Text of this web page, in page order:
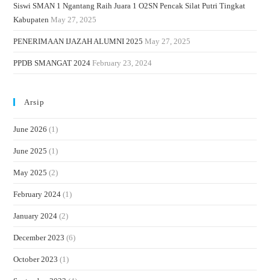
Siswi SMAN 1 Ngantang Raih Juara 1 O2SN Pencak Silat Putri Tingkat
Kabupaten May 27, 2025
PENERIMAAN IJAZAH ALUMNI 2025 May 27, 2025
PPDB SMANGAT 2024 February 23, 2024
Arsip
June 2026 (1)
June 2025 (1)
May 2025 (2)
February 2024 (1)
January 2024 (2)
December 2023 (6)
October 2023 (1)